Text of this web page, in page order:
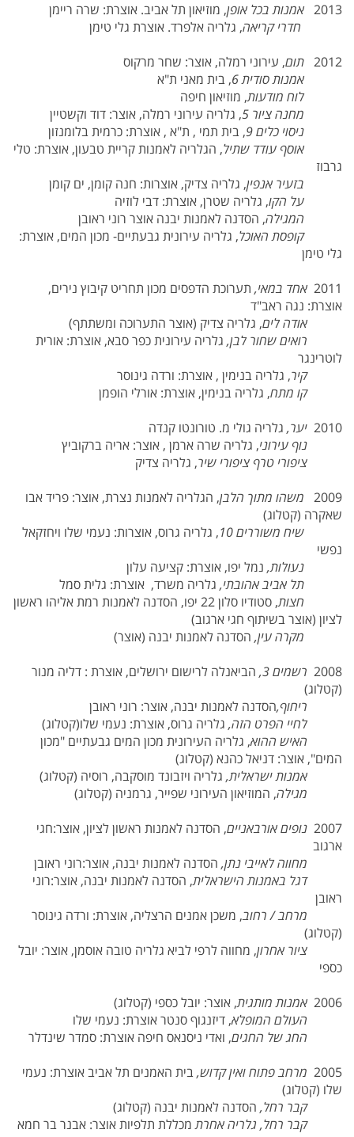
2013 אמנות בכל אופן, מוזיאון תל אביב. אוצרת: שרה ריימן
חדרי קריאה, גלריה אלפרד. אוצרת גלי טימן
2012 תום, עירוני רמלה, אוצר: שחר מרקוס
אמנות סודית 6 , בית מאני ת"א
לוח מודעות, מוזיאון חיפה
מחנה ציור 5
, גלריה עירוני רמלה, אוצר: דוד וקשטיין
ניסוי כלים 9
, בית תמי , ת"א , אוצרת: כרמית בלומנזון
אוסף עודד שתיל, הגלריה לאמנות קריית טבעון, אוצרת: טלי
גרבוז
בזעיר אנפין, גלריה צדיק, אוצרות: חנה קומן, ים קומן
על הקו, גלריה שטרן, אוצרת: דבי לוזיה
המגילה, הסדנה לאמנות יבנה אוצר רוני ראובן
קופסת האוכל, גלריה עירונית גבעתיים- מכון המים, אוצרת:
גלי טימן
2011 אחד במאי, תערוכת הדפסים מכון תחריט קיבוץ נירים,
אוצרת: נגה ראב"ד
אודה לים, גלריה צדיק (אוצר התערוכה ומשתתף)
רואים שחור לבן, גלריה עירונית כפר סבא, אוצרת: אורית
לוטרינגר
קיר, גלריה בנימין , אוצרת: ורדה גינוסר
קו מתח, גלריה בנימין, אוצרת: אורלי הופמן
2010 יער, גלריה גולי מ. טורונטו קנדה
נוף עירוני, גלריה שרה ארמן , אוצר: אריה ברקוביץ
ציפורי טרף ציפורי שיר, גלריה צדיק
2009 משהו מתוך הלבן, הגלריה לאמנות נצרת, אוצר: פריד אבו
שאקרה (קטלוג)
שיח משוררים 10
, גלריה גרוס, אוצרות: נעמי שלו ויחזקאל
נפשי
נעולות, נמל יפו, אוצרת: קציעה עלון
תל אביב אהובתי, גלריה משרד, אוצרת: גלית סמל
חצות
, סטודיו סלון 22 יפו, הסדנה לאמנות רמת אליהו ראשון
לציון (אוצר בשיתוף חגי ארגוב)
מקרה עין, הסדנה לאמנות יבנה (אוצר)
2008 רשמים 3,
הביאנלה לרישום ירושלים, אוצרת : דליה מנור
(קטלוג)
ריחוף,הסדנה לאמנות יבנה, אוצר: רוני ראובן
לחיי הפרט הזה, גלריה גרוס, אוצרת: נעמי שלו(קטלוג)
האיש ההוא, גלריה העירונית מכון המים גבעתיים "מכון
המים", אוצר: דניאל כהנא (קטלוג)
אמנות ישראלית, גלריה ויזבונד מוסקבה, רוסיה (קטלוג)
מגילה, המוזיאון העירוני שפייר, גרמניה (קטלוג)
2007 נופים אורבאניים, הסדנה לאמנות ראשון לציון, אוצר:חגי
ארגוב
מחווה לאייבי נתן, הסדנה לאמנות יבנה, אוצר:רוני ראובן
דגל באמנות הישראלית, הסדנה לאמנות יבנה, אוצר:רוני
ראובן
מרחב / רחוב, משכן אמנים הרצליה, אוצרת: ורדה גינוסר
(קטלוג)
ציור אחרון, מחווה לרפי לביא גלריה טובה אוסמן, אוצר: יובל
כספי
2006 אמנות מותגית, אוצר: יובל כספי (קטלוג)
העולם המופלא, דיזנגוף סנטר אוצרת: נעמי שלו
החג של החגים, ואדי ניסנאס חיפה אוצרת: סמדר שינדלר
2005 מרחב פתוח ואין קדוש,בית האמנים תל אביב אוצרת: נעמי
שלו (קטלוג)
קבר רחל, הסדנה לאמנות יבנה (קטלוג)
קבר רחל, גלריה אחרתמכללת תלפיות אוצר: אבנר בר חמא